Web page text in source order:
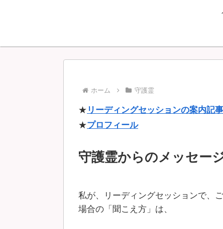
ホーム 守護霊
★ リーディングセッションの案内記事
★プロフィール
守護霊からのメッセー
私が、リーディングセッションで、
場合の「聞こえ方」は、